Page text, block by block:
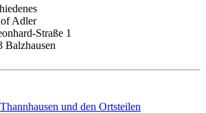
Adler
Straße 1
Balzhausen
und den Ortsteilen